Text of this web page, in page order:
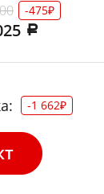
-475₽
-1 662₽